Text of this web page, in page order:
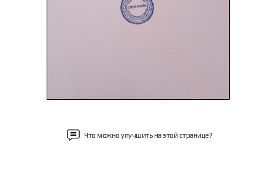
Что можно улучшить на этой странице?